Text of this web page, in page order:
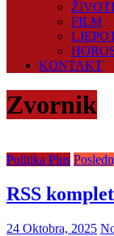
FILM
KONTAKT
Zvornik
Politika Plus
RSS
24 Oktobra, 2025